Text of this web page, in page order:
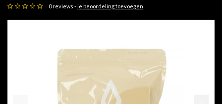
0 reviews -je beoordeling toevoegen